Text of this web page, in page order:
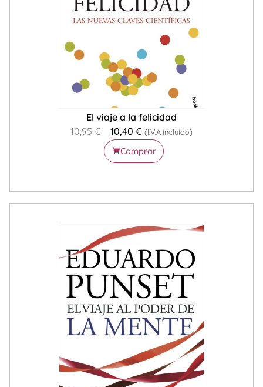
El viaje a la felicidad
10,95€ 10,40 € (I.V.A incluido)
Comprar